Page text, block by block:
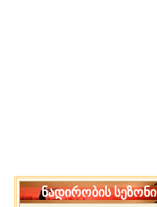
ნადირობის სეზონი